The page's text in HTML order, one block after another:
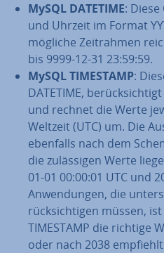
MySQL DATETIME:
und Uhrzeit im Format
mögliche Zeit­rah­men
bis 9999-12-31 23:59:59.
MySQL TIMESTAMP:
DATETIME,
und rechnet die Werte
Weltzeit (UTC) um. Die
ebenfalls nach dem
die zu­läs­si­gen Werte
01-01 00:00:01 UTC und
An­wen­dun­gen, die
rück­sich­ti­gen müssen, ist
TIMESTAMP die richtige
oder nach 2038 empfiehlt